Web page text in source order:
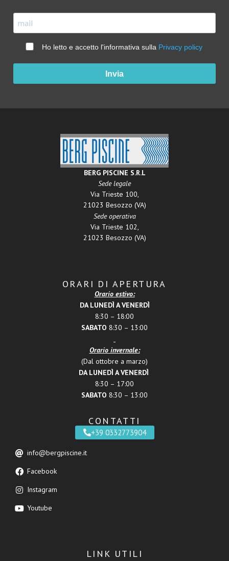
Ho letto e accetto l'informativa sulla Privacy policy
Invia
BERG PISCINE S.R.L
Sede legale
Via Trieste 100,
21023 Besozzo (VA)
Sede operativa
Via Trieste 102,
21023 Besozzo (VA)
ORARI DI APERTURA
Orario estivo:
DA LUNEDÌ A VENERDÌ
8:30 – 18:00
SABATO 8:30 – 13:00
Orario invernale:
(Dal ottobre a marzo)
DA LUNEDÌ A VENERDÌ
8:30 – 17:00
SABATO 8:30 – 13:00
CONTATTI
+39 0332773904
info@bergpiscine.it
Facebook
Instagram
Youtube
LINK UTILI